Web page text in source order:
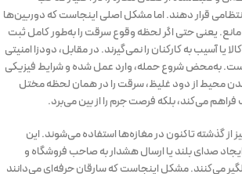
قرار دهند. اما مشکل اصلی اینجاست که دوربین‌ها
مانع. یعنی حتی اگر لحظه وقوع سرقت را به‌طور کامل ثبت
یا آسیب به کارکنان را نمی‌گیرند. در مقابل، دودزا امنیتی
به‌محض شروع حمله، وارد عمل شده و شرایط فیزیکی
محیط از دود غلیظ، سرقت را در همان لحظه مختل
می‌کند، بلکه فرصت جرم را از بین می‌برد.
از گذشته تاکنون در مغازه‌ها استفاده می‌شوند. این
صدای بلند یا ارسال هشدار به صاحب فروشگاه و
می‌کنند. مشکل اینجاست که سارقان حرفه‌ای می‌دانند